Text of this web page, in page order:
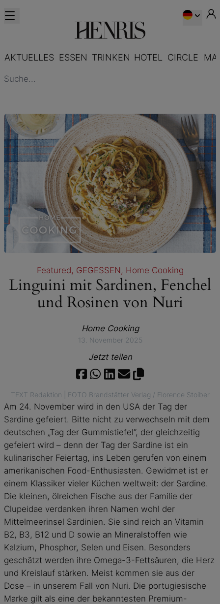
AKTUELLES ESSEN TRINKEN HOTEL CIRCLE
Featured, GEGESSEN, Home Cooking
Linguini mit Sardinen, Fenchel
und Rosinen von Nuri
Home Cooking
13. November 2025
Jetzt teilen
TEXT Redaktion | FOTO Brandstätter Verlag / Florence Stoiber
Am 24. November wird in den USA der Tag der
Sardine gefeiert. Bitte nicht zu verwechseln mit dem
deutschen „Tag der Gummistiefel“, der gleichzeitig
gefeiert wird – denn der Tag der Sardine ist ein
kulinarischer Feiertag, ins Leben gerufen von einem
amerikanischen Food-Enthusiasten. Gewidmet ist er
einem Klassiker vieler Küchen weltweit: der Sardine.
Die kleinen, ölreichen Fische aus der Familie der
Clupeidae verdanken ihren Namen wohl der
Mittelmeerinsel Sardinien. Sie sind reich an Vitamin
B2, B3, B12 und D sowie an Mineralstoffen wie
Kalzium, Phosphor, Selen und Eisen. Besonders
geschätzt werden ihre Omega-3-Fettsäuren, die Herz
und Kreislauf stärken. Meist kommen sie aus der
Dose – in unserem Fall von Nuri. Die portugiesische
Marke gilt als eine der bekanntesten Premium-